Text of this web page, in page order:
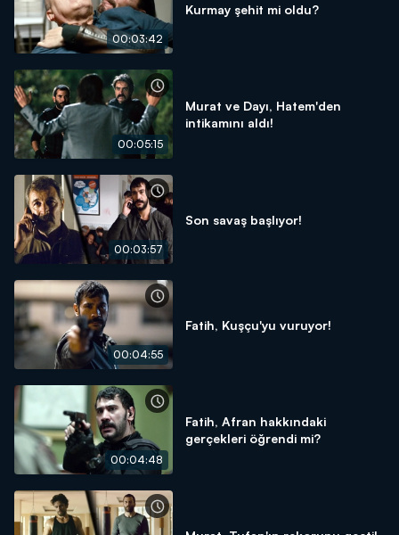
00:03:42
Kurmay şehit mi oldu?
00:05:15
Murat ve Dayı, Hatem'den
intikamını aldı!
00:03:57
Son savaş başlıyor!
00:04:55
Fatih, Kuşçu'yu vuruyor!
00:04:48
Fatih, Afran hakkındaki
gerçekleri öğrendi mi?